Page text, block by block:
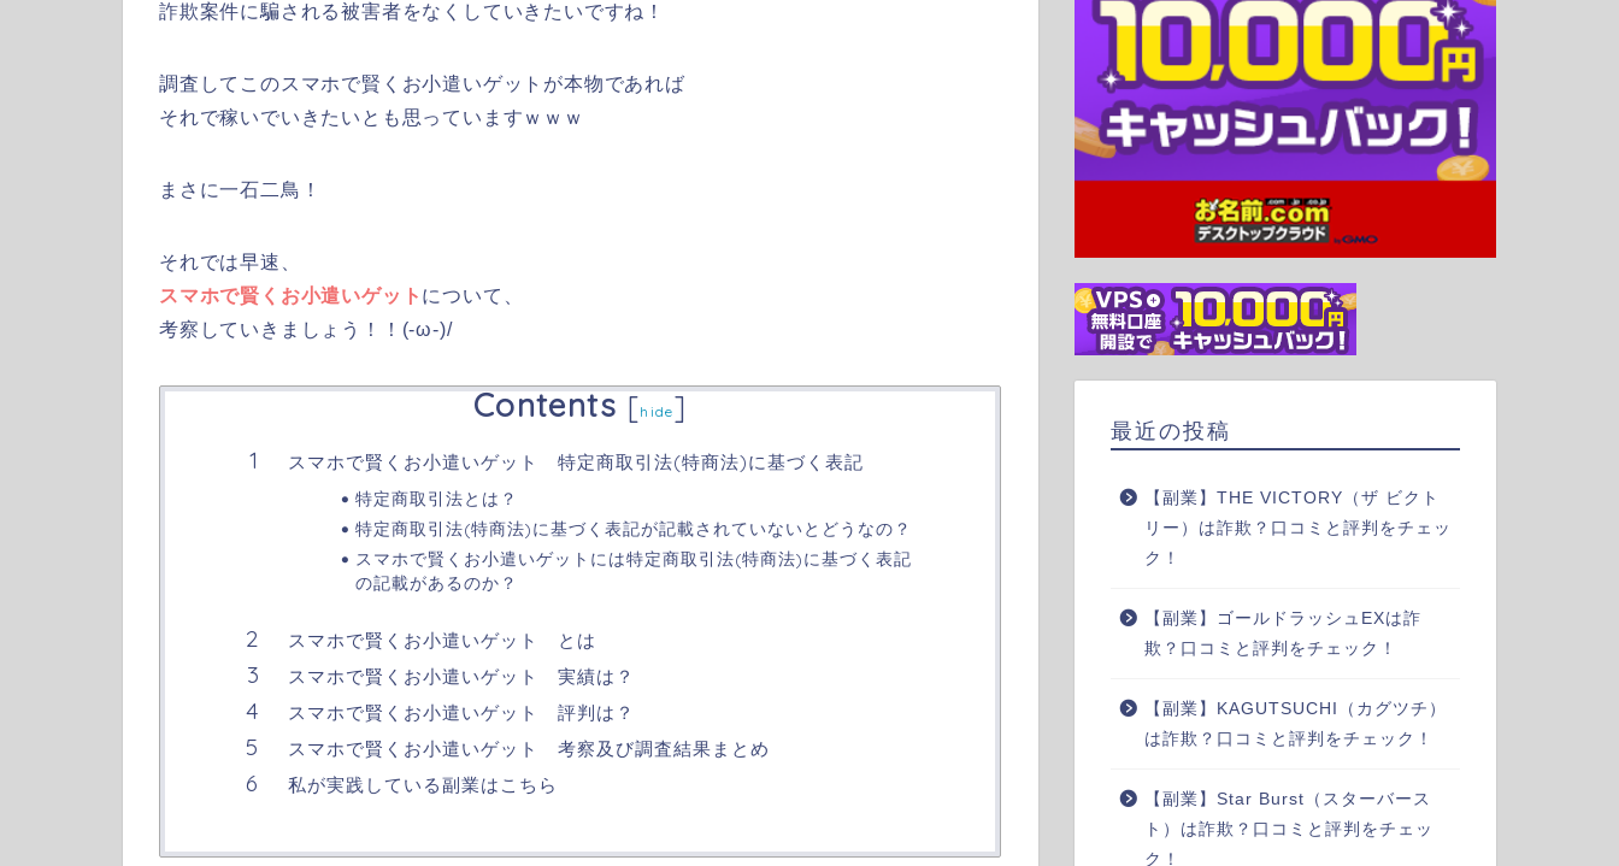
詐欺案件に騙される被害者をなくしていきたいですね！
調査してこのスマホで賢くお小遣いゲットが本物であれば
それで稼いでいきたいとも思っていますｗｗｗ
まさに一石二鳥！
それでは早速、
スマホで賢くお小遣いゲット について、
考察していきましょう！！(-ω-)/
Contents [hide]
スマホで賢くお小遣いゲット 特定商取引法(特商法)に基づく表記
特定商取引法とは？
特定商取引法(特商法)に基づく表記が記載されていないとどうなの？
スマホで賢くお小遣いゲットには特定商取引法(特商法)に基づく表記
の記載があるのか？
スマホで賢くお小遣いゲット とは
スマホで賢くお小遣いゲット 実績は？
スマホで賢くお小遣いゲット 評判は？
スマホで賢くお小遣いゲット 考察及び調査結果まとめ
私が実践している副業はこちら
最近の投稿
【副業】THE VICTORY（ザ ビクト
リー）は詐欺？口コミと評判をチェッ
ク！
【副業】ゴールドラッシュEXは詐
欺？口コミと評判をチェック！
【副業】KAGUTSUCHI（カグツチ）
は詐欺？口コミと評判をチェック！
【副業】Star Burst（スターバース
ト）は詐欺？口コミと評判をチェッ
ク！